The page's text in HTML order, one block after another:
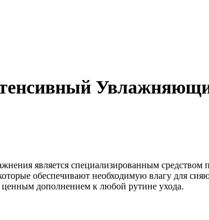
является специализированным средством
обеспечивают необходимую влагу для
ценным дополнением к любой рутине ухода.